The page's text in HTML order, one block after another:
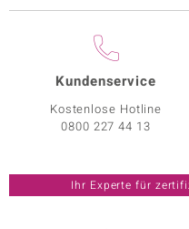
Kundenservice
Kostenlose Hotline
0800 227 44 13
Ihr Experte für